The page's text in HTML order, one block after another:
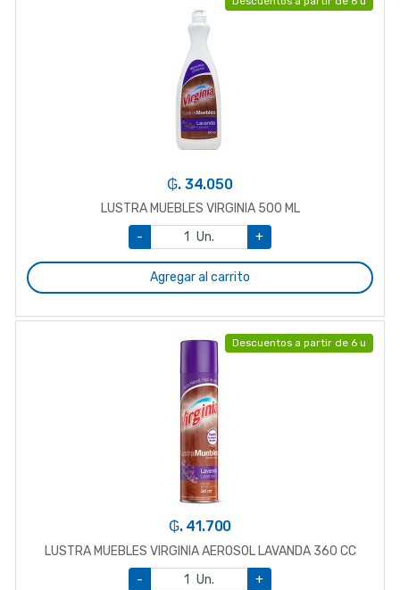
₲. 34.050
LUSTRA MUEBLES VIRGINIA 500 ML
-
Un. +
Agregar al carrito
Descuentos a partir de 6 u
₲. 41.700
LUSTRA MUEBLES VIRGINIA AEROSOL LAVANDA 360 CC
-
Un. +